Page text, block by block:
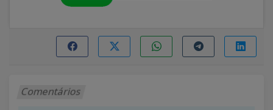
Comentários